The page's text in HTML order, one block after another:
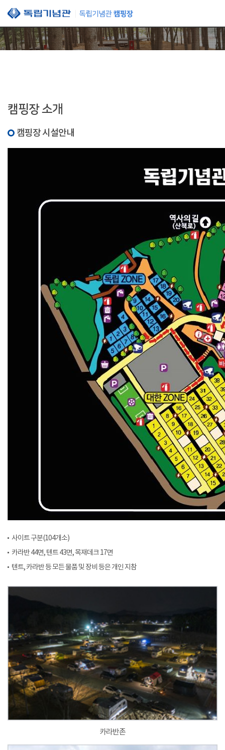
본문 바로가기
캠핑장 소개
캠핑장 시설안내
사이트 구분(104개소)
카라반 44면, 텐트 43면, 목재데크 17면
텐트, 카라반 등 모든 물품 및 장비 등은 개인 지참
카라반존